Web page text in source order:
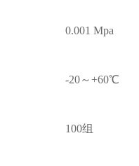
0.001 Mpa
-20～+60℃
100组